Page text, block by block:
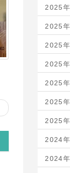
2025
2025
2025
2025
2025
2025
2025
2024
2024